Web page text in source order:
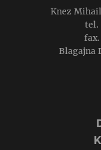
Knez
tel.
fax.
Blagajna